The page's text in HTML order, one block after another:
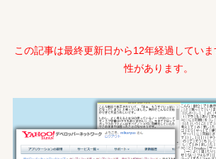
この記事は最終更新日から12年経過してい
性があります。